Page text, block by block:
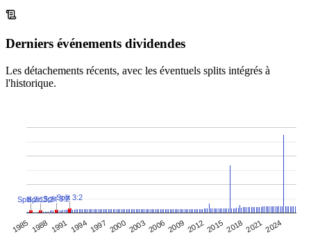
Derniers événements dividendes
Les détachements récents, avec les éventuels splits intégrés à
l'historique.
1985 1988 1991 1994 1997 2000 20032006 2009 20122015 201820212024
Split 2:1
Split 3:2Split 3:2Split 3:2